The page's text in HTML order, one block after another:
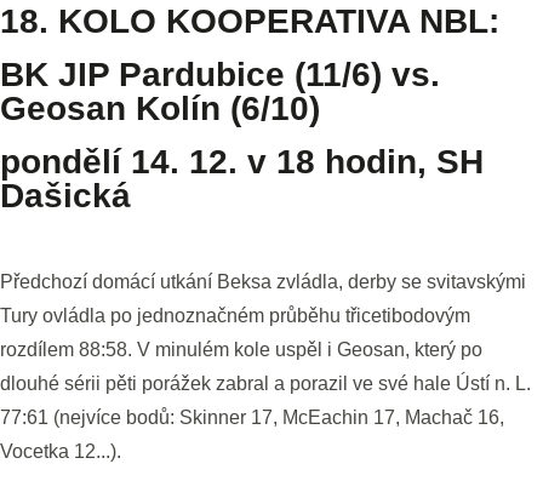
18. KOLO KOOPERATIVA NBL:
BK JIP Pardubice (11/6) vs.
Geosan Kolín (6/10)
pondělí 14. 12. v 18 hodin, SH
Dašická
Předchozí domácí utkání Beksa zvládla, derby se svitavskými
Tury ovládla po jednoznačném průběhu třicetibodovým
rozdílem 88:58. V minulém kole uspěl i Geosan, který po
dlouhé sérii pěti porážek zabral a porazil ve své hale Ústí n. L.
77:61 (nejvíce bodů: Skinner 17, McEachin 17, Machač 16,
Vocetka 12...).